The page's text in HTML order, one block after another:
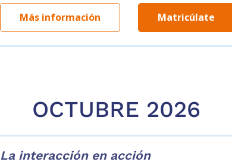
Más información Matricúlate
OCTUBRE 2026
La interacción en acción